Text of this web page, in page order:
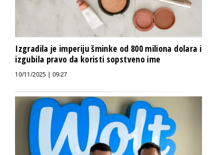
Izgradila je imperiju šminke od 800 miliona dolara i
izgubila pravo da koristi sopstveno ime
10/11/2025 | 09:27